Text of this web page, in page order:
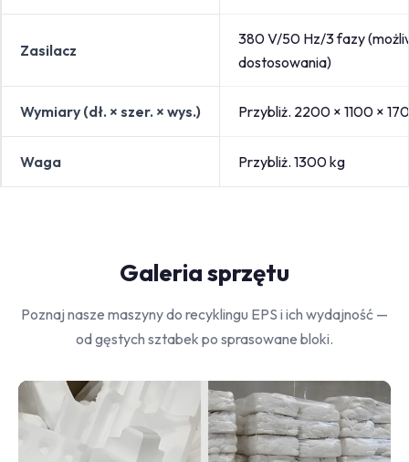
Zasilacz
380 V/50 Hz/3 fazy
dostosowania)
Wymiary (dł. × szer. × wys.) Przybliż. 2200 × 1100 ×
Waga Przybliż. 1300 kg
Galeria sprzętu
Poznaj nasze maszyny do recyklingu EPS i ich wydajność —
od gęstych sztabek po sprasowane bloki.